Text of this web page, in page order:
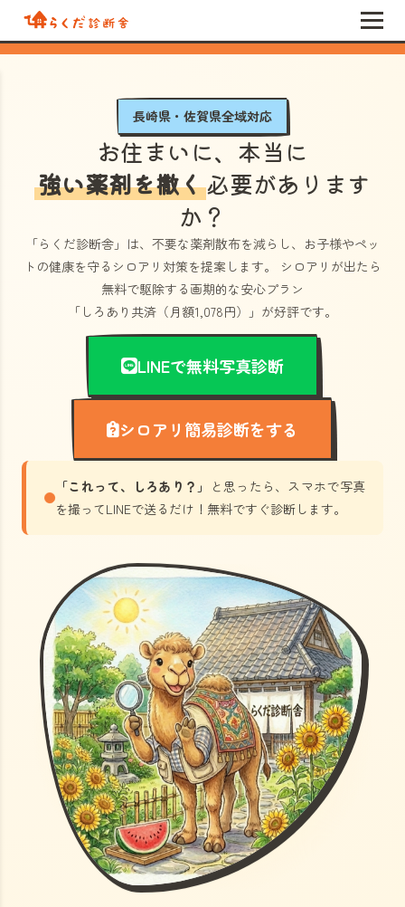
長崎県・佐賀県全域対応
お住まいに、本当に
強い薬剤を撒く必要があります
か？
「らくだ診断舎」 は、不要な薬剤散布を減らし、お子様やペッ
トの健康を守るシロアリ対策を提案します。 シロアリが出たら
無料で駆除する画期的な安心プラン
「しろあり共済（月額1,078円）」 が好評です。
LINEで無料写真診断
シロアリ簡易診断をする
「これって、しろあり？」
と思ったら、スマホで写真
を撮ってLINEで送るだけ！無料ですぐ診断します。